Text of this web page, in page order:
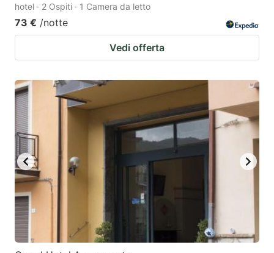
hotel · 2 Ospiti · 1 Camera da letto
73 € /notte
Vedi offerta